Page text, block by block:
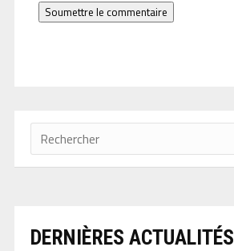
Soumettre le commentaire
DERNIÈRES ACTUALITÉS